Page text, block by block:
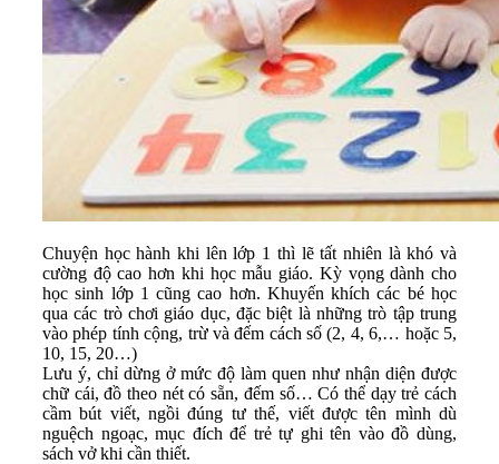
Chuyện học hành khi lên lớp 1 thì lẽ tất nhiên là khó và
cường độ cao hơn khi học mẫu giáo. Kỳ vọng dành cho
học sinh lớp 1 cũng cao hơn. Khuyến khích các bé học
qua các trò chơi giáo dục, đặc biệt là những trò tập trung
vào phép tính cộng, trừ và đếm cách số (2, 4, 6,… hoặc 5,
10, 15, 20…)
Lưu ý, chỉ dừng ở mức độ làm quen như nhận diện được
chữ cái, đồ theo nét có sẵn, đếm số… Có thể dạy trẻ cách
cầm bút viết, ngồi đúng tư thế, viết được tên mình dù
nguệch ngoạc, mục đích để trẻ tự ghi tên vào đồ dùng,
sách vở khi cần thiết.